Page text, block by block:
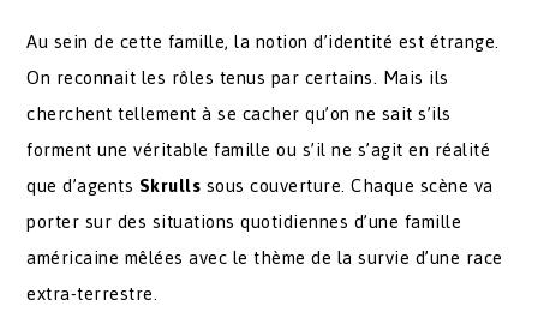
Au sein de cette famille, la notion d’identité est étrange.
On reconnait les rôles tenus par certains. Mais ils
cherchent tellement à se cacher qu’on ne sait s’ils
forment une véritable famille ou s’il ne s’agit en réalité
que d’agents Skrullssous couverture. Chaque scène va
porter sur des situations quotidiennes d’une famille
américaine mêlées avec le thème de la survie d’une race
extra-terrestre.